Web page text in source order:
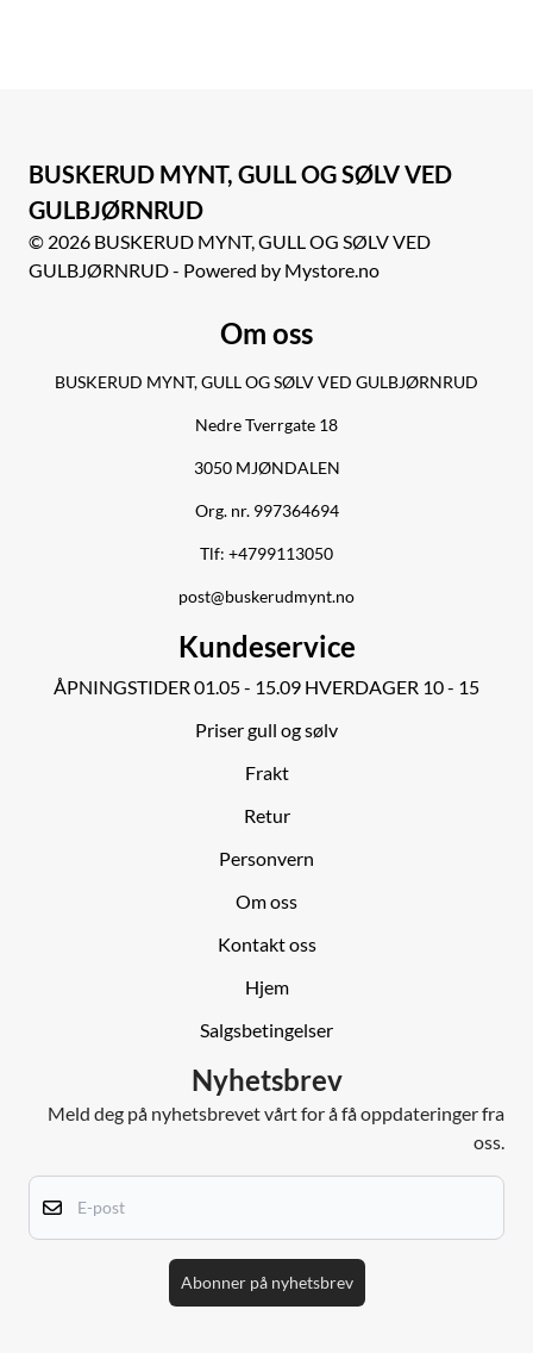
BUSKERUD MYNT, GULL OG SØLV VED
GULBJØRNRUD
© 2026 BUSKERUD MYNT, GULL OG SØLV VED
GULBJØRNRUD - Powered by Mystore.no
Om oss
BUSKERUD MYNT, GULL OG SØLV VED GULBJØRNRUD
Nedre Tverrgate 18
3050 MJØNDALEN
Org. nr. 997364694
Tlf: +4799113050
post@buskerudmynt.no
Kundeservice
ÅPNINGSTIDER 01.05 - 15.09 HVERDAGER 10 - 15
Priser gull og sølv
Frakt
Retur
Personvern
Om oss
Kontakt oss
Hjem
Salgsbetingelser
Nyhetsbrev
Meld deg på nyhetsbrevet vårt for å få oppdateringer fra
oss.
Abonner på nyhetsbrev